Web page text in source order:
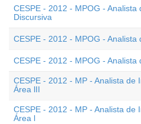
CESPE - 2012 - MPOG -
Discursiva
CESPE - 2012 - MPOG -
CESPE - 2012 - MPOG -
CESPE - 2012 - MP - Analista de
Área lII
CESPE - 2012 - MP - Analista de
Área l